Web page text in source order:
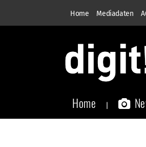
Home Mediadaten
Home